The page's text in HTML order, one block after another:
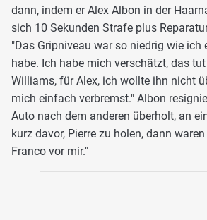
dann, indem er Alex Albon in der
sich 10 Sekunden Strafe plus
"Das Gripniveau war so niedrig wie ich
habe. Ich habe mich verschätzt, das
Williams, für Alex, ich wollte ihn nicht
mich einfach verbremst." Albon
Auto nach dem anderen überholt, an
kurz davor, Pierre zu holen, dann
Franco vor mir."